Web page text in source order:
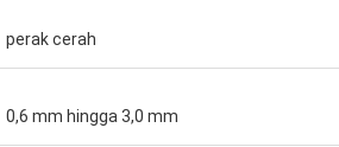
perak cerah
0,6 mm hingga 3,0 mm